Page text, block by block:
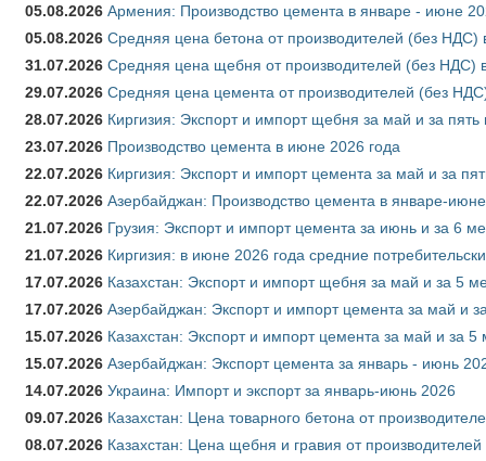
05.08.2026 Армения: Производство цемента в январе - июне
05.08.2026 Средняя цена бетона от производителей (без НДС)
31.07.2026 Средняя цена щебня от производителей (без НДС)
29.07.2026 Средняя цена цемента от производителей (без
28.07.2026 Киргизия: Экспорт и импорт щебня за май и за
23.07.2026 Производство цемента в июне 2026 года
22.07.2026 Киргизия: Экспорт и импорт цемента за май и за
22.07.2026 Азербайджан: Производство цемента в январе-
21.07.2026 Грузия: Экспорт и импорт цемента за июнь и за 6
21.07.2026 Киргизия: в июне 2026 года средние
17.07.2026 Казахстан: Экспорт и импорт щебня за май и за 5
17.07.2026 Азербайджан: Экспорт и импорт цемента за май и
15.07.2026 Казахстан: Экспорт и импорт цемента за май и за
15.07.2026 Азербайджан: Экспорт цемента за январь - июнь
14.07.2026 Украина: Импорт и экспорт за январь-июнь 2026
09.07.2026 Казахстан: Цена товарного бетона от
08.07.2026 Казахстан: Цена щебня и гравия от